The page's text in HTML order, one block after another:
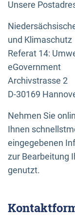
Unsere
und Klimaschutz
Referat 14:
eGovernment
Archivstrasse 2
D-30169
Nehmen Sie
Ihnen
eingegebenen
zur Bearbeitung
genutzt.